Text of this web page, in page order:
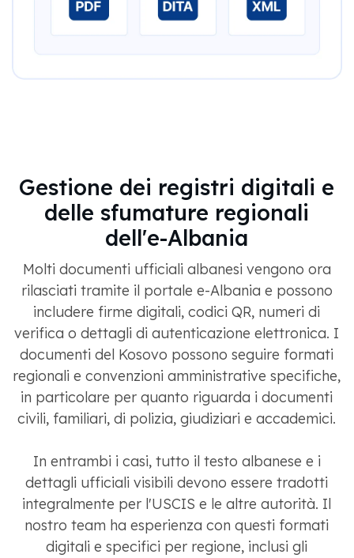
Gestione dei registri digitali e
delle sfumature regionali
dell'e-Albania
Molti documenti ufficiali albanesi vengono ora
rilasciati tramite il portale e-Albania e possono
includere firme digitali, codici QR, numeri di
verifica o dettagli di autenticazione elettronica. I
documenti del Kosovo possono seguire formati
regionali e convenzioni amministrative specifiche,
in particolare per quanto riguarda i documenti
civili, familiari, di polizia, giudiziari e accademici.
In entrambi i casi, tutto il testo albanese e i
dettagli ufficiali visibili devono essere tradotti
integralmente per l'USCIS e le altre autorità. Il
nostro team ha esperienza con questi formati
digitali e specifici per regione, inclusi gli